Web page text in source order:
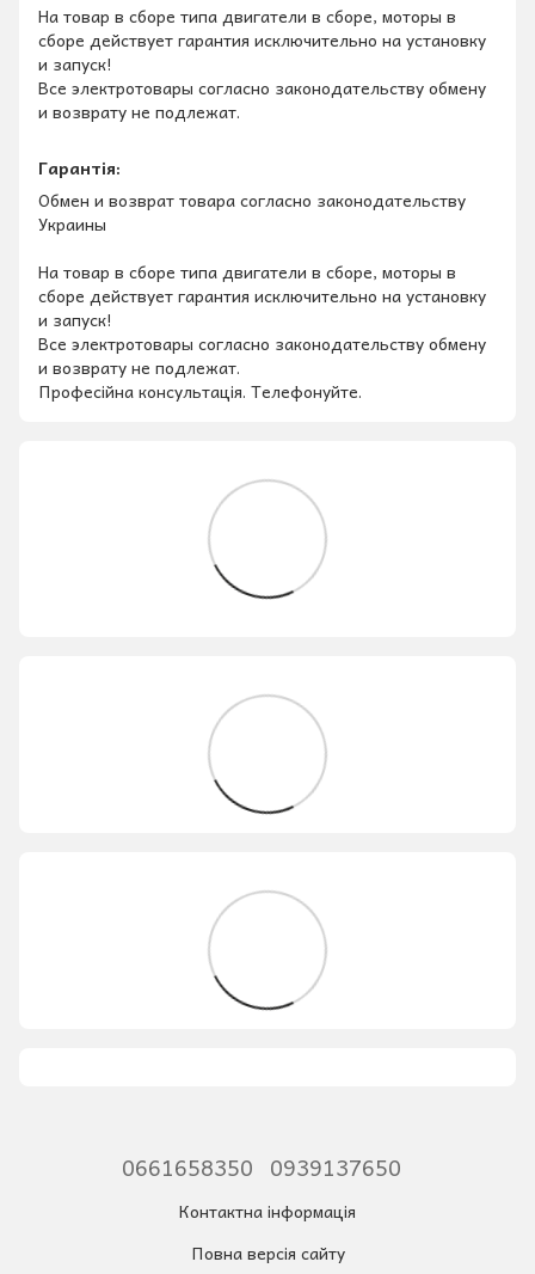
На товар в сборе типа двигатели в сборе, моторы в
сборе действует гарантия исключительно на установку
и запуск!
Все электротовары согласно законодательству обмену
и возврату не подлежат.
Гарантія:
Обмен и возврат товара согласно законодательству
Украины
На товар в сборе типа двигатели в сборе, моторы в
сборе действует гарантия исключительно на установку
и запуск!
Все электротовары согласно законодательству обмену
и возврату не подлежат.
Професійна консультація. Телефонуйте.
0661658350 0939137650
Контактна інформація
Повна версія сайту